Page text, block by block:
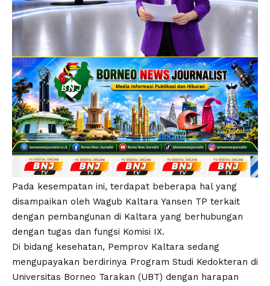
Pada kesempatan ini, terdapat beberapa hal yang
disampaikan oleh Wagub Kaltara Yansen TP terkait
dengan pembangunan di Kaltara yang berhubungan
dengan tugas dan fungsi Komisi IX.
Di bidang kesehatan, Pemprov Kaltara sedang
mengupayakan berdirinya Program Studi Kedokteran di
Universitas Borneo Tarakan (UBT) dengan harapan